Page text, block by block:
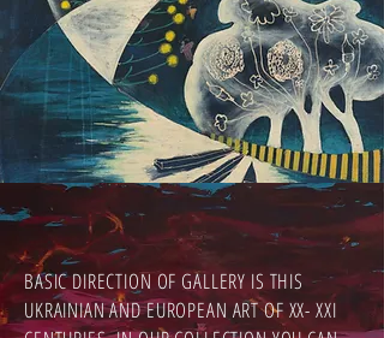
BASIC DIRECTION OF GALLERY IS THIS
UKRAINIAN AND EUROPEAN ART OF ХХ- ХХI